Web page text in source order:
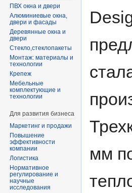
мм
ПВХ окна и двери
Алюминиевые окна,
двери и фасады
Деревянные окна и
двери
Стекло,стеклопакеты
Монтаж: материалы и
технологии
Крепеж
Мебельные
комплектующие и
технологии
Для развития бизнеса
Маркетинг и продажи
Повышение
эффективности
компании
Логистика
Нормативное
регулирование и
научные
исследования